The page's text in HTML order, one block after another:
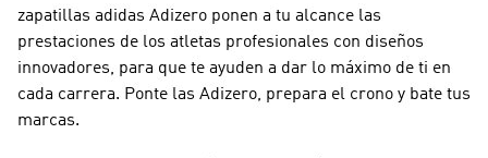
zapatillas adidas Adizero ponen a tu alcance las
prestaciones de los atletas profesionales con diseños
innovadores, para que te ayuden a dar lo máximo de ti en
cada carrera. Ponte las Adizero, prepara el crono y bate tus
marcas.